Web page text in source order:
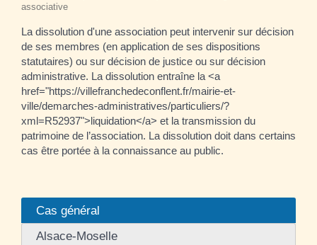
associative
La dissolution d'une association peut intervenir sur décision
de ses membres (en application de ses dispositions
statutaires) ou sur décision de justice ou sur décision
administrative. La dissolution entraîne la <a
href="https://villefranchedeconflent.fr/mairie-et-
ville/demarches-administratives/particuliers/?
xml=R52937">liquidation</a> et la transmission du
patrimoine de l’association. La dissolution doit dans certains
cas être portée à la connaissance au public.
Cas général
Alsace-Moselle